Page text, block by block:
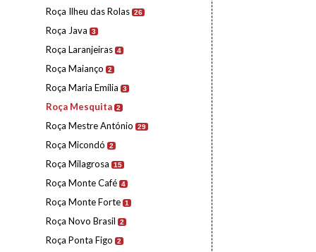
Roça Ilheu das Rolas 26
Roça Java 3
Roça Laranjeiras 4
Roça Maianço 2
Roça Maria Emília 3
Roça Mesquita 2
Roça Mestre António 29
Roça Micondó 2
Roça Milagrosa 15
Roça Monte Café 4
Roça Monte Forte 1
Roça Novo Brasil 2
Roça Ponta Figo 2